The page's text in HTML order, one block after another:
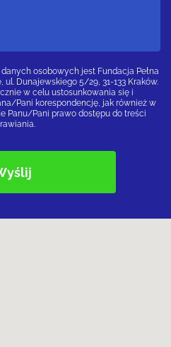
osobowych jest Fundacja Pełna
Dunajewskiego 5/29, 31-133 Kraków.
w celu ustosunkowania się i
Pani korespondencję, jak również w
Panu/Pani prawo dostępu do treści